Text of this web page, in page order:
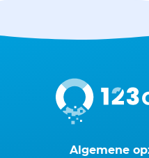
Algemene